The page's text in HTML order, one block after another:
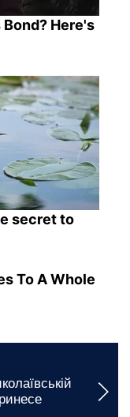
Here's
secret to
To A Whole
в Херсоні
відключення